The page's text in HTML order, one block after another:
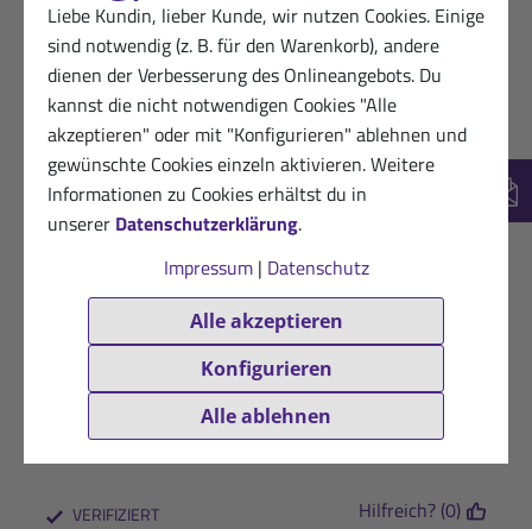
Liebe Kundin, lieber Kunde, wir nutzen Cookies. Einige
sind notwendig (z. B. für den Warenkorb), andere
dienen der Verbesserung des Onlineangebots. Du
kannst die nicht notwendigen Cookies "Alle
akzeptieren" oder mit "Konfigurieren" ablehnen und
gewünschte Cookies einzeln aktivieren. Weitere
Informationen zu Cookies erhältst du in
unserer Datenschutzerklärung.
Impressum| Datenschutz
Alle akzeptieren
Konfigurieren
Alle ablehnen
26.05.2026
Zufriedener Kunde
★★★★☆
Es reicht!!!!
VERIFIZIERT Hilfreich? (0)
26.05.2026
Zufriedene Kundin von Sanct Bernhard
Sport
★★★★★
VERIFIZIERT Hilfreich? (0)